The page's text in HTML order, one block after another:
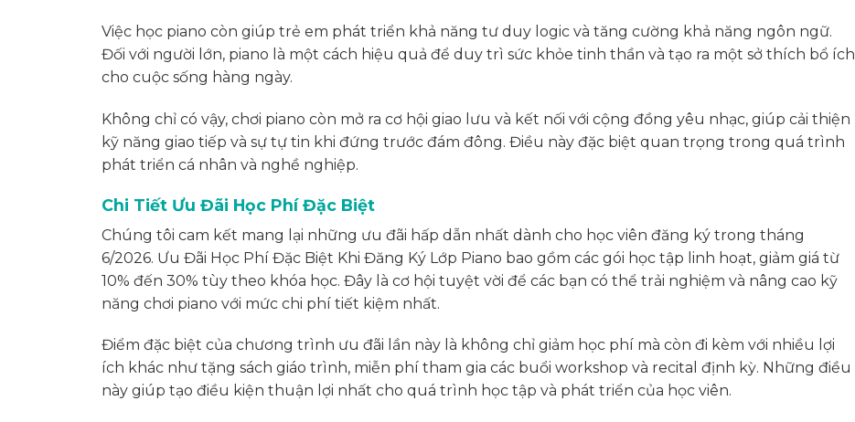
Việc học piano còn giúp trẻ em phát triển khả năng tư duy logic và tăng cường khả năng ngôn ngữ.
Đối với người lớn, piano là một cách hiệu quả để duy trì sức khỏe tinh thần và tạo ra một sở thích bổ ích
cho cuộc sống hàng ngày.
Không chỉ có vậy, chơi piano còn mở ra cơ hội giao lưu và kết nối với cộng đồng yêu nhạc, giúp cải thiện
kỹ năng giao tiếp và sự tự tin khi đứng trước đám đông. Điều này đặc biệt quan trọng trong quá trình
phát triển cá nhân và nghề nghiệp.
Chi Tiết Ưu Đãi Học Phí Đặc Biệt
Chúng tôi cam kết mang lại những ưu đãi hấp dẫn nhất dành cho học viên đăng ký trong tháng
6/2026. Ưu Đãi Học Phí Đặc Biệt Khi Đăng Ký Lớp Piano bao gồm các gói học tập linh hoạt, giảm giá từ
10% đến 30% tùy theo khóa học. Đây là cơ hội tuyệt vời để các bạn có thể trải nghiệm và nâng cao kỹ
năng chơi piano với mức chi phí tiết kiệm nhất.
Điểm đặc biệt của chương trình ưu đãi lần này là không chỉ giảm học phí mà còn đi kèm với nhiều lợi
ích khác như tặng sách giáo trình, miễn phí tham gia các buổi workshop và recital định kỳ. Những điều
này giúp tạo điều kiện thuận lợi nhất cho quá trình học tập và phát triển của học viên.